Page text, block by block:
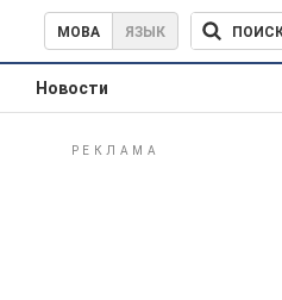
МОВА ЯЗЫК
Новости